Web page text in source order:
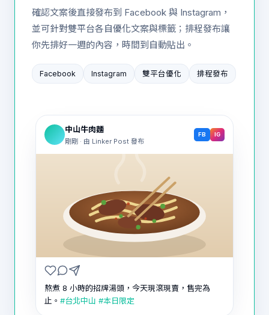
確認文案後直接發布到 Facebook 與 Instagram，
並可針對雙平台各自優化文案與標籤；排程發布讓
你先排好一週的內容，時間到自動貼出。
Facebook Instagram 雙平台優化 排程發布
中山牛肉麵
剛剛 · 由 Linker Post 發布
FB IG
熬煮 8 小時的招牌湯頭，今天現滾現賣，售完為
止。 #台北中山 #本日限定